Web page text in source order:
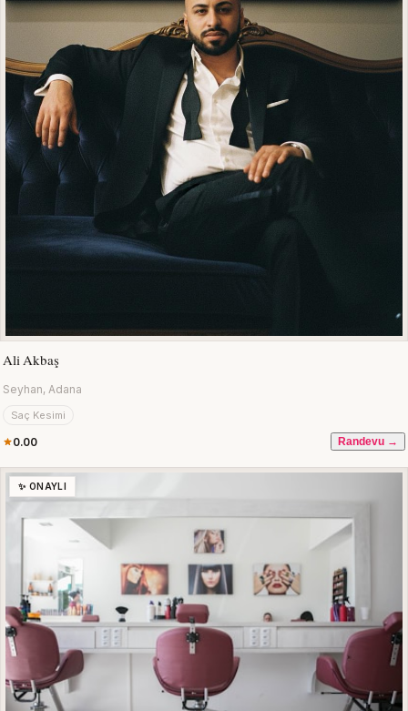
Ali Akbaş
Seyhan, Adana
Saç Kesimi
0.00 Randevu →
✨ ONAYLI